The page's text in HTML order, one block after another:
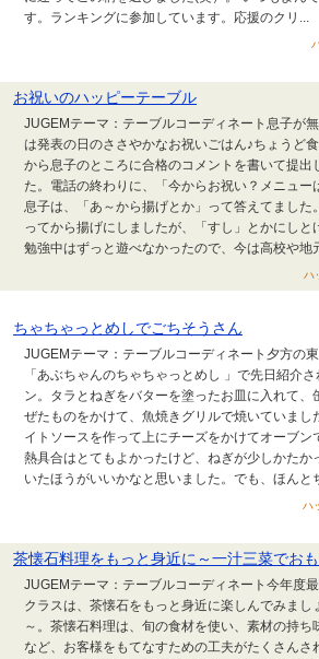
す。ランキングに参加しています。応援のクリ...
お祝いのハッピーテーブル
JUGEMテーマ：テーブルコーディネート息子が
は発表の日のささやかなお祝いごはん♪ちょうど
から息子のところに合格のコメントを書いて提出
た。電話の終わりに、「今からお祝い？メニュー
息子は、「あ～から揚げとか」って答えてました
ってから揚げにしましたが、「すし」とかにし
勉強中はずっと遊べなかったので、今は高校や地
ハ
ちゃちゃっとめしでごちそうさん
JUGEMテーマ：テーブルコーディネート夕方の
「あぶちゃんのちゃちゃっとめし 」で先日紹介
ン。タラとねぎをバターを塗ったお皿に入れて
ぜたものをかけて、魚焼きグリルで焼いていまし
イトソースを作って上にチーズをかけてオーブ
熱具合はとてもよかったけど、ねぎが少しかたか
いたほうがいいかなと思いました。でも、ほんと
ハ
茶懐石料理をもっと身近に～一汁三菜でお
JUGEMテーマ：テーブルコーディネート今年度
クラスは、茶懐石をもっと身近に楽しんでみま
～。茶懐石料理は、旬の食材を使い、素材の持
など、お客様をもてなすための工夫がたくさん